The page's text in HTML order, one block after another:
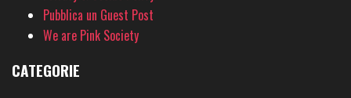
Pubblica un Guest Post
We are Pink Society
CATEGORIE